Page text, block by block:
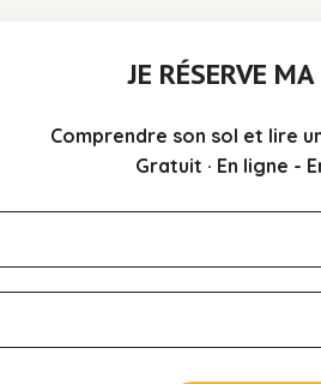
JE RÉSERVE
Comprendre son sol et lire
Gratuit · En ligne -